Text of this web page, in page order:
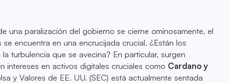
una paralización del gobierno se cierne ominosamente, el
encuentra en una encrucijada crucial. ¿Están los
turbulencia que se avecina? En particular, surgen
intereses en activos digitales cruciales como Cardano y
y Valores de EE. UU. (SEC) está actualmente sentada